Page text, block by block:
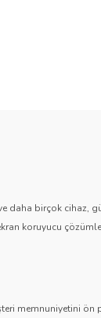
daha birçok cihaz,
koruyucu
memnuniyetini